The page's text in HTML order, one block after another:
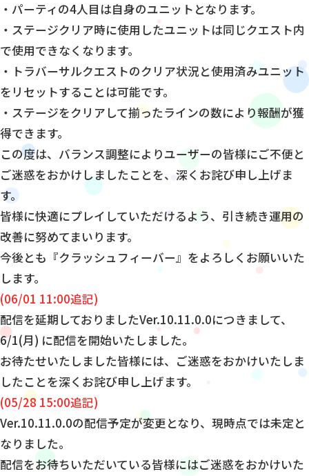
・パーティの4人目は自身のユニットとなります。
・ステージクリア時に使用したユニットは同じクエスト内
で使用できなくなります。
・トラバーサルクエストのクリア状況と使用済みユニット
をリセットすることは可能です。
・ステージをクリアして揃ったラインの数により報酬が獲
得できます。
この度は、バランス調整によりユーザーの皆様にご不便と
ご迷惑をおかけしましたことを、深くお詫び申し上げま
す。
皆様に快適にプレイしていただけるよう、引き続き運用の
改善に努めてまいります。
今後とも『クラッシュフィーバー』をよろしくお願いいた
します。
(06/01 11:00追記)
配信を延期しておりましたVer.10.11.0.0につきまして、
6/1(月) に配信を開始いたしました。
お待たせいたしました皆様には、ご迷惑をおかけいたしま
したことを深くお詫び申し上げます。
(05/28 15:00追記)
Ver.10.11.0.0の配信予定が変更となり、現時点では未定と
なりました。
配信をお待ちいただいている皆様にはご迷惑をおかけいた